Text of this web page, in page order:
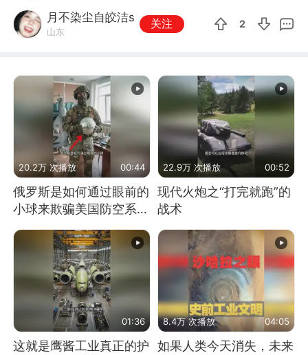
月不染尘自皎洁s
山东
关注 2
20.2万 次播放 00:44
俄罗斯是如何通过眼前的
小球来欺骗美国防空系统
的
22.9万 次播放 00:52
现代火炮之“打完就跑”的
战术
01:36
这就是鹰酱工业真正的护
8.4万 次播放 04:05
如果人类今天消失，未来